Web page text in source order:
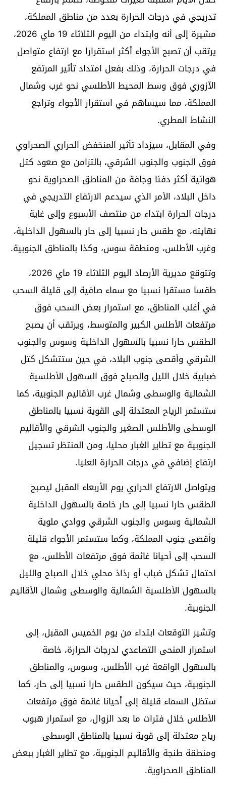
تدريجي في درجات الحرارة بعدد من مناطق المملكة،
مشيرة إلى أنه وابتداء من اليوم الثلاثاء 19 ماي 2026،
يرتقب أن تصبح الأجواء أكثر استقرارا مع ارتفاع متواصل
في درجات الحرارة، وذلك بفعل امتداد تأثير المرتفع
الآزوري فوق وسط المحيط الأطلسي نحو غرب وشمال
المملكة، مما سيساهم في استقرار الأجواء وتراجع
النشاط المطري.
وفي المقابل، سيزداد تأثير المنخفض الحراري الصحراوي
فوق الجنوب والجنوب الشرقي، بالتزامن مع صعود كتل
هوائية أكثر دفئا وجافة من المناطق الصحراوية نحو
داخل البلاد، الأمر الذي سيدعم الارتفاع التدريجي في
درجات الحرارة ابتداء من منتصف الأسبوع وإلى غاية
نهايته، مع طقس حار نسبيا إلى حار بالسهول الداخلية،
وغرب الأطلس، ومنطقة سوس، وكذا بالمناطق الجنوبية.
وتتوقع مديرية الأرصاد اليوم الثلاثاء 19 ماي 2026،
طقسا مستقرا نسبيا مع سماء صافية إلى قليلة السحب
في أغلب المناطق، مع استمرار بعض السحب فوق
مرتفعات الأطلس الكبير والمتوسط، ويرتقب أن يصبح
الطقس حارا نسبيا بالسهول الداخلية وسوس والجنوب
الشرقي وأقصى جنوب البلاد، في حين ستتشكل كتل
ضبابية خلال الليل والصباح فوق السهول الأطلسية
الشمالية والوسطى وشمال غرب الأقاليم الجنوبية، كما
ستستمر الرياح المعتدلة إلى القوية نسبيا بالمناطق
الوسطى والأطلس الصغير والجنوب الشرقي والأقاليم
الجنوبية مع تطاير الغبار محليا، ومن المنتظر تسجيل
ارتفاع إضافي في درجات الحرارة العليا.
ويتواصل الارتفاع الحراري يوم الأربعاء المقبل ليصبح
الطقس حارا نسبيا إلى حار خاصة بالسهول الداخلية
الشمالية وسوس والجنوب الشرقي ووادي ملوية
وأقصى جنوب المملكة، وكما ستستمر الأجواء قليلة
السحب إلى أحيانا غائمة فوق مرتفعات الأطلس، مع
احتمال تشكل ضباب أو رذاذ محلي خلال الصباح والليل
بالسهول الأطلسية الشمالية والوسطى وشمال الأقاليم
الجنوبية.
وتشير التوقعات ابتداء من يوم الخميس المقبل، إلى
استمرار المنحى التصاعدي لدرجات الحرارة، خاصة
بالسهول الواقعة غرب الأطلس، وسوس، والمناطق
الجنوبية، حيث سيكون الطقس حارا نسبيا إلى حار، كما
ستظل السماء قليلة إلى أحيانا غائمة فوق مرتفعات
الأطلس خلال فترات ما بعد الزوال، مع استمرار هبوب
رياح معتدلة إلى قوية نسبيا بالمناطق الوسطى
ومنطقة طنجة والأقاليم الجنوبية، مع تطاير الغبار ببعض
المناطق الصحراوية.